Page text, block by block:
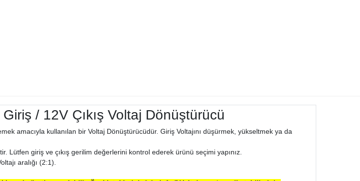
/ 12V Çıkış Voltaj Dönüştürücü
amacıyla kullanılan bir Voltaj Dönüştürücüdür. Giriş Voltajını düşürmek, yükseltmek ya da
Lütfen giriş ve çıkış gerilim değerlerini kontrol ederek ürünü seçimi yapınız.
aralığı (2:1).